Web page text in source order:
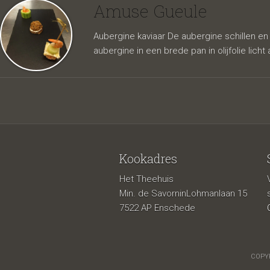
Amuse Gueule
Aubergine kaviaar De aubergine schillen
aubergine in een brede pan in olijfolie
Kookadres
Het Theehuis
Min. de SavorninLohmanlaan 15
7522 AP Enschede